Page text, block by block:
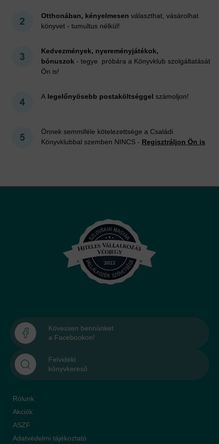
Otthonában, kényelmesen választhat, vásárolhat
könyvet - tumultus nélkül!
Kedvezmények, nyereményjátékok,
bónuszok - tegye próbára a Könyvklub szolgáltatását
Ön is!
A legelőnyösebb postaköltséggel számoljon!
Önnek semmiféle kötelezettsége a Családi
Könyvklubbal szemben NINCS - Regisztráljon Ön is
Kövessen bennünket
a Facebookon!
Felvidéki
könyvkereső
Rólunk
Akciók
ASZF
Adatvédelmi tájékoztató